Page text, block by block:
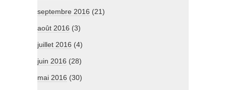
septembre 2016 (21)
août 2016 (3)
juillet 2016 (4)
juin 2016 (28)
mai 2016 (30)